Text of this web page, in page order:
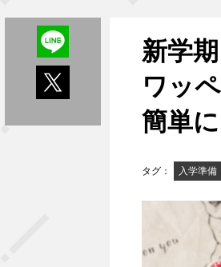
新学
ワッ
簡単に
タグ： 入学準備